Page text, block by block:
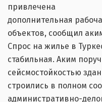
привлечена
дополнительная
объектов, сообщил
Спрос на жилье в
стабильная. Аким
сейсмостойкостью
строились в полном
административно-